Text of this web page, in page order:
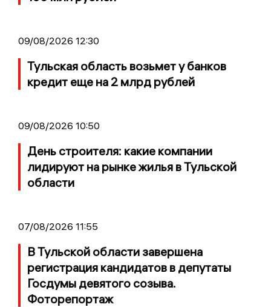
09/08/2026 12:30
Тульская область возьмет у банков
кредит еще на 2 млрд рублей
09/08/2026 10:50
День строителя: какие компании
лидируют на рынке жилья в Тульской
области
07/08/2026 11:55
В Тульской области завершена
регистрация кандидатов в депутаты
Госдумы девятого созыва.
Фоторепортаж